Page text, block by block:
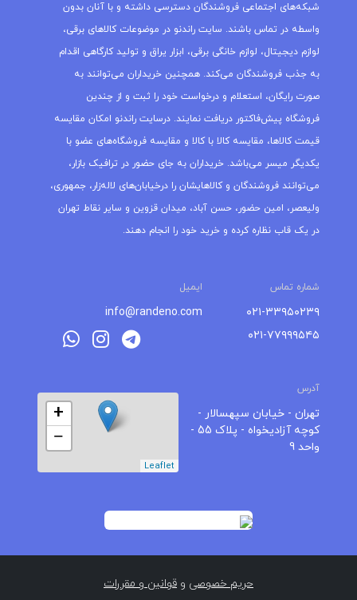
شبکه‌های اجتماعی فروشندگان دسترسی داشته و با آنان بدون
واسطه در تماس باشند. سایت راندنو در موضوعات کالاهای برقی،
لوازم دیجیتال، لوازم خانگی برقی، ابزار یراق و تولید کارگاهی اقدام
به جذب فروشندگان می‌کند. همچنین خریداران می‌توانند به
صورت رایگان، استعلام و درخواست خود را ثبت و از چندین
فروشگاه پیش‌فاکتور دریافت نمایند. درسایت راندنو امکان مقایسه
قیمت کالاها، مقایسه کالا با کالا و مقایسه فروشگاه‌های عضو با
یکدیگر میسر می‌باشد. خریداران به جای حضور در ترافیک بازار،
می‌توانند فروشندگان و کالاهایشان را درخیابان‌های لاله‌زار، جمهوری،
ولیعصر، امین حضور، حسن آباد، میدان قزوین و سایر نقاط تهران
در یک قاب نظاره کرده و خرید خود را انجام دهند.
شماره تماس ایمیل
۰۲۱-۳۳۹۵۰۲۳۹
۰۲۱-۷۷۹۹۹۵۴۵
info@randeno.com
آدرس
تهران - خیابان سپهسالار -
کوچه آزادیخواه - پلاک 55 -
واحد 9
+
−
Leaflet
حریم خصوصی و قوانین و مقررات